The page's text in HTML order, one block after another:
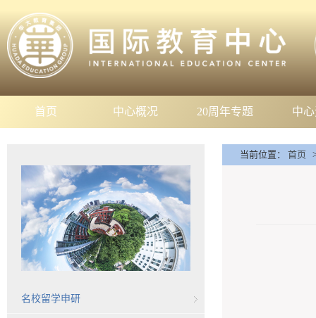
首页 中心概况 20周年专题 中
名校留学申研
当前位置： 首页